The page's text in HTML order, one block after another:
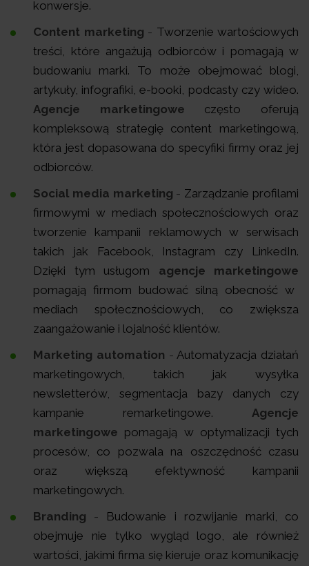
konwersje.
Content marketing - Tworzenie wartościowych
treści, które angażują odbiorców i pomagają w
budowaniu marki. To może obejmować blogi,
artykuły, infografiki, e-booki, podcasty czy wideo.
Agencje marketingowe często oferują
kompleksową strategię content marketingową,
która jest dopasowana do specyfiki firmy oraz jej
odbiorców.
Social media marketing - Zarządzanie profilami
firmowymi w mediach społecznościowych oraz
tworzenie kampanii reklamowych w serwisach
takich jak Facebook, Instagram czy LinkedIn.
Dzięki tym usługom agencje marketingowe
pomagają firmom budować silną obecność w
mediach społecznościowych, co zwiększa
zaangażowanie i lojalność klientów.
Marketing automation -Automatyzacja działań
marketingowych, takich jak wysyłka
newsletterów, segmentacja bazy danych czy
kampanie remarketingowe. Agencje
marketingowe pomagają w optymalizacji tych
procesów, co pozwala na oszczędność czasu
oraz większą efektywność kampanii
marketingowych.
Branding - Budowanie i rozwijanie marki, co
obejmuje nie tylko wygląd logo, ale również
wartości, jakimi firma się kieruje oraz komunikację